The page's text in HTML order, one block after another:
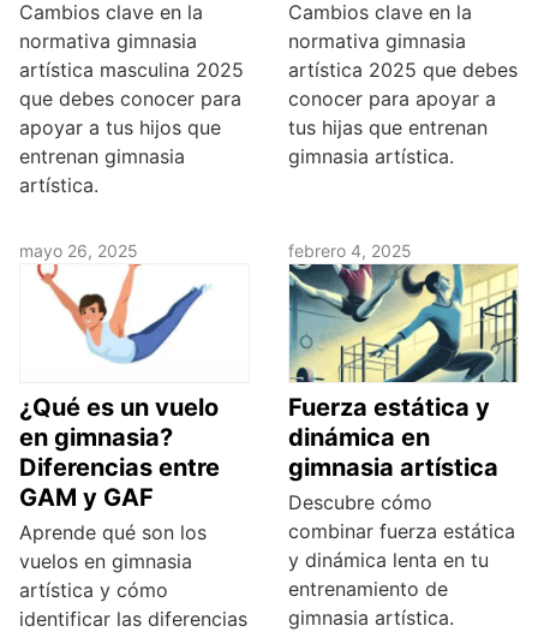
Cambios clave en la
normativa gimnasia
artística masculina 2025
que debes conocer para
apoyar a tus hijos que
entrenan gimnasia
artística.
Cambios clave en la
normativa gimnasia
artística 2025 que debes
conocer para apoyar a
tus hijas que entrenan
gimnasia artística.
mayo 26, 2025
¿Qué es un vuelo
en gimnasia?
Diferencias entre
GAM y GAF
Aprende qué son los
vuelos en gimnasia
artística y cómo
identificar las diferencias
febrero 4, 2025
Fuerza estática y
dinámica en
gimnasia artística
Descubre cómo
combinar fuerza estática
y dinámica lenta en tu
entrenamiento de
gimnasia artística.